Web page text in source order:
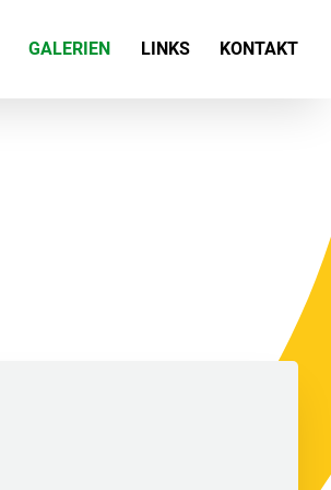
GALERIEN LINKS KONTAKT